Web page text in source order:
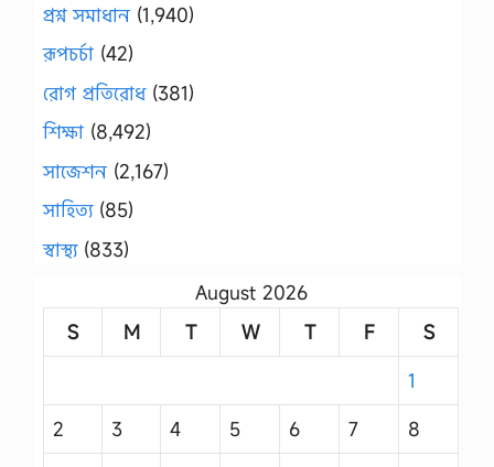
প্রশ্ন সমাধান (1,940)
রূপচর্চা (42)
রোগ প্রতিরোধ(381)
শিক্ষা (8,492)
সাজেশন (2,167)
সাহিত্য(85)
স্বাস্থ্য(833)
August 2026
S
M T W T F
S
1
2
3 4 5 6 7
8